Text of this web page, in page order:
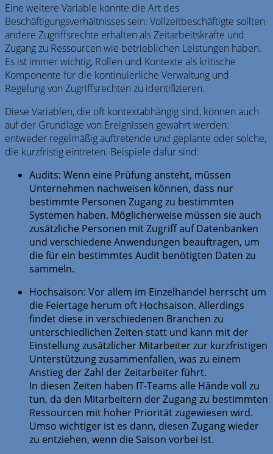
Eine weitere Variable könnte die Art des
Beschäftigungsverhältnisses sein: Vollzeitbeschäftigte sollten
andere Zugriffsrechte erhalten als Zeitarbeitskräfte und
Zugang zu Ressourcen wie betrieblichen Leistungen haben.
Es ist immer wichtig, Rollen und Kontexte als kritische
Komponente für die kontinuierliche Verwaltung und
Regelung von Zugriffsrechten zu identifizieren.
Diese Variablen, die oft kontextabhängig sind, können auch
auf der Grundlage von Ereignissen gewährt werden:
entweder regelmäßig auftretende und geplante oder solche,
die kurzfristig eintreten. Beispiele dafür sind:
Audits: Wenn eine Prüfung ansteht, müssen
Unternehmen nachweisen können, dass nur
bestimmte Personen Zugang zu bestimmten
Systemen haben. Möglicherweise müssen sie auch
zusätzliche Personen mit Zugriff auf Datenbanken
und verschiedene Anwendungen beauftragen, um
die für ein bestimmtes Audit benötigten Daten zu
sammeln.
Hochsaison: Vor allem im Einzelhandel herrscht um
die Feiertage herum oft Hochsaison. Allerdings
findet diese in verschiedenen Branchen zu
unterschiedlichen Zeiten statt und kann mit der
Einstellung zusätzlicher Mitarbeiter zur kurzfristigen
Unterstützung zusammenfallen, was zu einem
Anstieg der Zahl der Zeitarbeiter führt.
In diesen Zeiten haben IT-Teams alle Hände voll zu
tun, da den Mitarbeitern der Zugang zu bestimmten
Ressourcen mit hoher Priorität zugewiesen wird.
Umso wichtiger ist es dann, diesen Zugang wieder
zu entziehen, wenn die Saison vorbei ist.